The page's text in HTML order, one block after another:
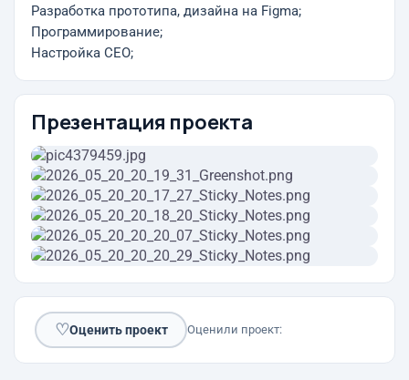
Разработка прототипа, дизайна на Figma;
Программирование;
Настройка СЕО;
Презентация проекта
♡Оценить проект Оценили проект: